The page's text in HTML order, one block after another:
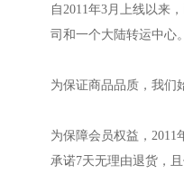
自2011年3月上线以来
司和一个大陆转运中心。
为保证商品品质，我们
为保障会员权益，2011
承诺7天无理由退货，